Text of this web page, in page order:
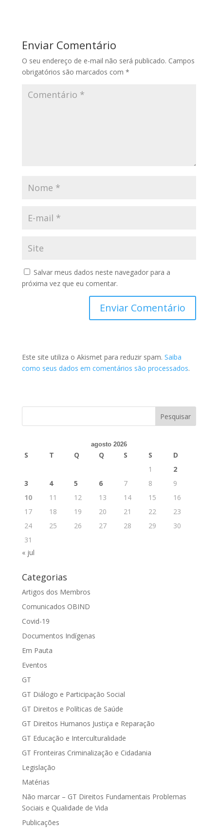
Enviar Comentário
O seu endereço de e-mail não será publicado. Campos
obrigatórios são marcados com *
Salvar meus dados neste navegador para a
próxima vez que eu comentar.
Este site utiliza o Akismet para reduzir spam. Saiba
como seus dados em comentários são processados.
agosto 2026
S T Q Q S S
D
1
2
3
4 5 6 7 8
9
10
11 12 13 14 15
16
17
18 19 20 21 22
23
24
25 26 27 28 29
30
31
« jul
Categorias
Artigos dos Membros
Comunicados OBIND
Covid-19
Documentos Indígenas
Em Pauta
Eventos
GT
GT Diálogo e Participação Social
GT Direitos e Políticas de Saúde
GT Direitos Humanos Justiça e Reparação
GT Educação e Interculturalidade
GT Fronteiras Criminalização e Cidadania
Legislação
Matérias
Não marcar – GT Direitos Fundamentais Problemas
Sociais e Qualidade de Vida
Publicações